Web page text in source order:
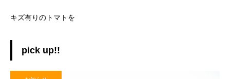
キズ有りのトマトを
pick up!!